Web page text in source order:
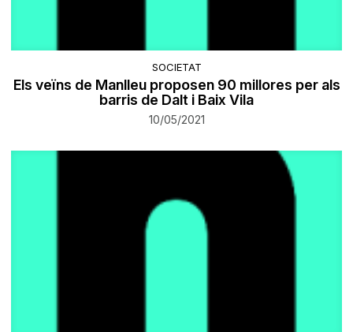
SOCIETAT
Els veïns de Manlleu proposen 90 millores per als
barris de Dalt i Baix Vila
10/05/2021